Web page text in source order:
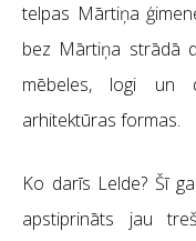
telpas Mārtiņa
bez Mārtiņa strādā
mēbeles, logi un
arhitektūras formas.
Ko darīs Lelde? Šī
apstiprināts jau